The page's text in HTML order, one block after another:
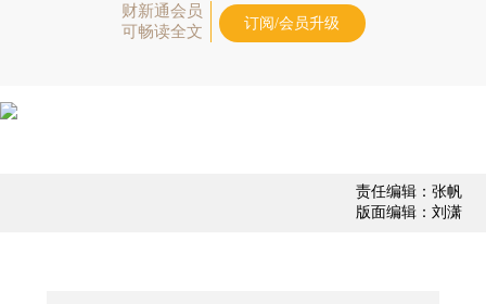
财新通会员
可畅读全文
订阅/会员升级
责任编辑：张帆
版面编辑：刘潇